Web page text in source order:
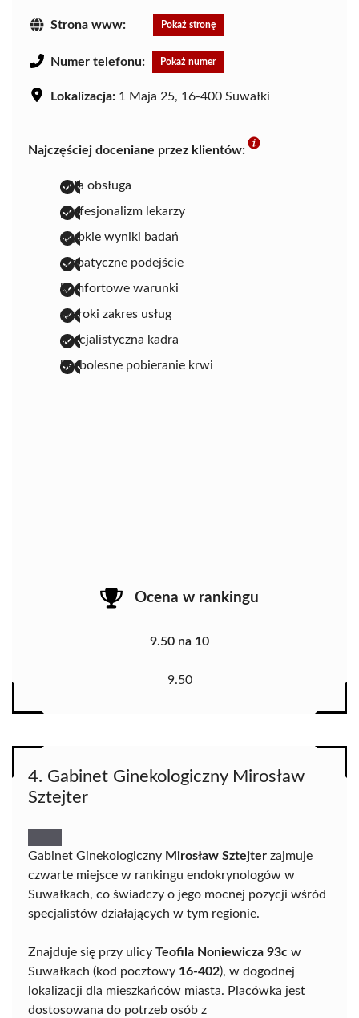
Strona www: Pokaż stronę
Numer telefonu: Pokaż numer
Lokalizacja: 1 Maja 25, 16-400 Suwałki
Najczęściej doceniane przez klientów:
miła obsługa
profesjonalizm lekarzy
szybkie wyniki badań
empatyczne podejście
komfortowe warunki
szeroki zakres usług
specjalistyczna kadra
bezbolesne pobieranie krwi
Ocena w rankingu
9.50 na 10
9.50
4. Gabinet Ginekologiczny Mirosław
Sztejter
Gabinet Ginekologiczny Mirosław Sztejter zajmuje
czwarte miejsce w rankingu endokrynologów w
Suwałkach, co świadczy o jego mocnej pozycji wśród
specjalistów działających w tym regionie.
Znajduje się przy ulicy Teofila Noniewicza 93c w
Suwałkach (kod pocztowy 16-402), w dogodnej
lokalizacji dla mieszkańców miasta. Placówka jest
dostosowana do potrzeb osób z